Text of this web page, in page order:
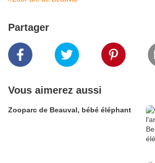
Partager
Vous aimerez aussi
Zooparc de Beauval, bébé éléphant